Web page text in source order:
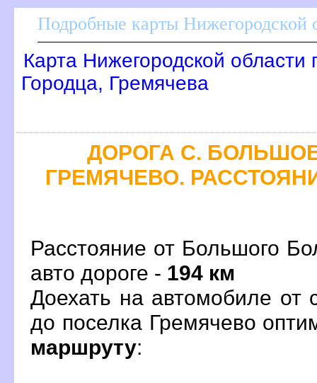
Подробные карты Нижегородской
Карта Нижегородской области
Городца, Гремячева
ДОРОГА С.
ГРЕМЯЧЕВО.
Расстояние от Большого
авто дороге - 194 км
Доехать на автомобиле
до поселка Гремячево
маршруту: